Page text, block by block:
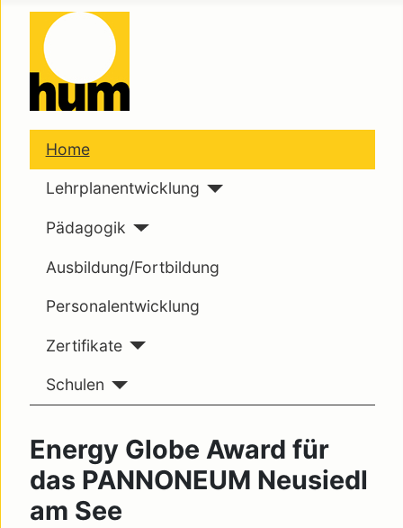
Home
Lehrplanentwicklung
Pädagogik
Ausbildung/Fortbildung
Personalentwicklung
Zertifikate
Schulen
Energy Globe Award für
das PANNONEUM Neusiedl
am See